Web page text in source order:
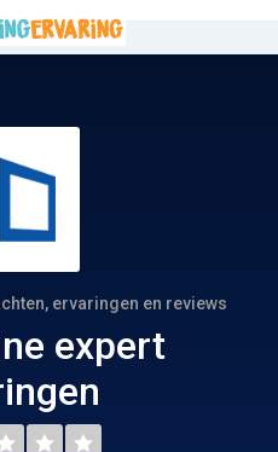
ervaringen en reviews
expert